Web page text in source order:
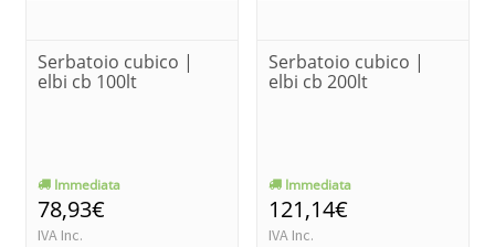
Serbatoio cubico |
elbi cb 100lt
Immediata
78,93€
IVA Inc.
Serbatoio cubico |
elbi cb 200lt
Immediata
121,14€
IVA Inc.